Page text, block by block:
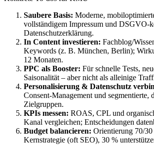
Saubere Basis: Moderne,
vollständigem Impressum und DSGVO-
Datenschutzerklärung.
In Content investieren: Fachblog/
Keywords (z. B. München, Berlin);
12 Monaten.
PPC als Booster: Für schnelle Tests,
Saisonalität – aber nicht als alleinige
Personalisierung & Datenschutz
Consent-Management und segmentierte,
Zielgruppen.
KPIs messen: ROAS, CPL und
Kanal vergleichen; Entscheidungen
Budget balancieren: Orientierung 70/30
Kernstrategie (oft SEO), 30 %